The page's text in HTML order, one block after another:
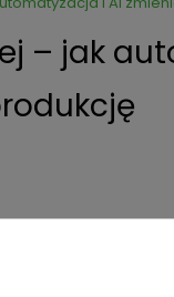
– jak